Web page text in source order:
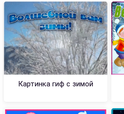
Картинка гиф с зимой